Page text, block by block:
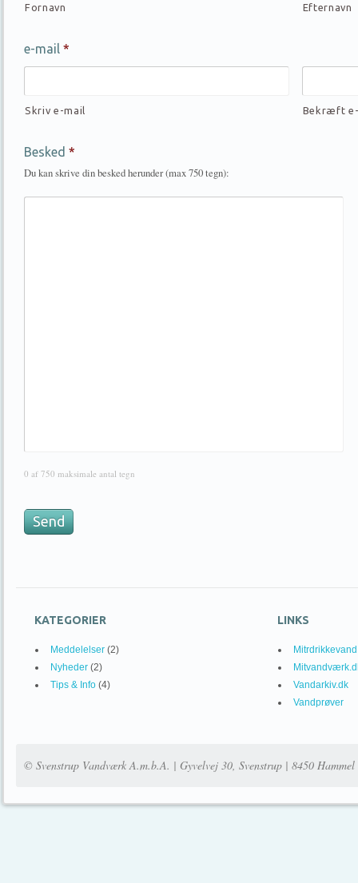
Fornavn Efternavn
e-mail *
Skriv e-mail Bekræft
Besked *
Du kan skrive din besked herunder (max 750 tegn):
0 af 750 maksimale antal tegn
KATEGORIER
Meddelelser(2)
Nyheder(2)
Tips & Info(4)
LINKS
Vandarkiv.dk
Vandprøver
© Svenstrup Vandværk A.m.b.A. | Gyvelvej 30, Svenstrup | 8450